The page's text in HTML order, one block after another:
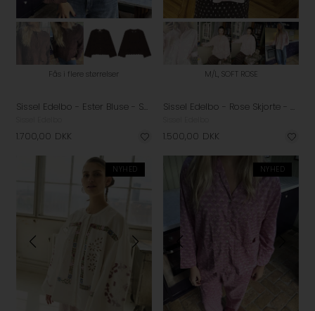
Fås i flere størrelser
Sissel Edelbo - Ester Bluse - Seal Brown
1.700,00 DKK
M/L, SOFT ROSE
Sissel Edelbo - Rose Skjorte - Soft Rose
1.500,00 DKK
NYHED NYHED